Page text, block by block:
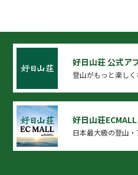
好日山荘 公式ア
登山がもっと楽し
好日山荘
日本最大級の登山